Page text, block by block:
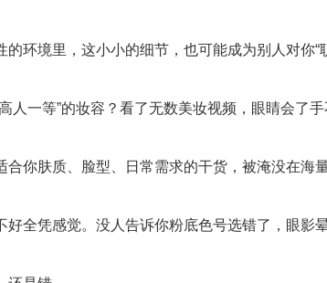
环境里，这小小的细节，也可能成为别人对你“
人一等”的妆容？看了无数美妆视频，眼睛会了
合你肤质、脸型、日常需求的干货，被淹没在海
好全凭感觉。没人告诉你粉底色号选错了，眼影